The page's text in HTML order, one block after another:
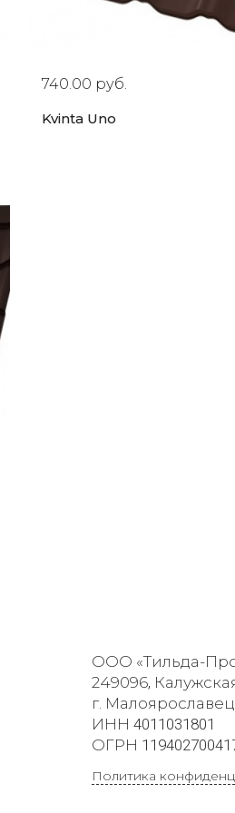
740.00 руб.
Kvinta Uno
ООО «Тильда-
249096,
г.
ИНН 4011031801
ОГРН
Политика